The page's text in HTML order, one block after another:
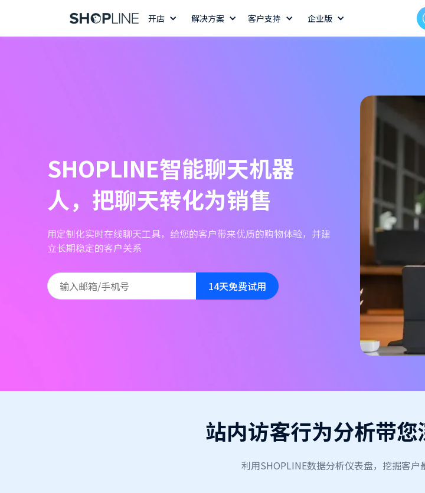
开店 解决方案 客户支持 企业版
SHOPLINE智能聊天机器
人，把聊天转化为销售
用定制化实时在线聊天工具，给您的客户带来优质的购物体验，并建
立长期稳定的客户关系
14天免费试用
站内访客行为分析带
利用SHOPLINE数据分析仪表盘，挖掘客